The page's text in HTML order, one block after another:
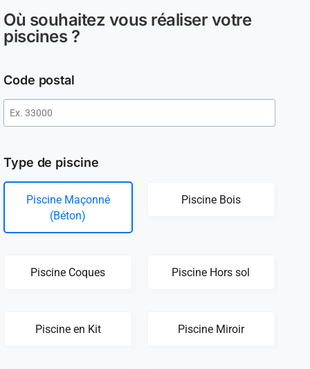
Où souhaitez vous réaliser votre
piscines ?
Code postal
Type de piscine
Piscine Maçonné
(Béton)
Piscine Bois
Piscine Coques Piscine Hors sol
Piscine en Kit Piscine Miroir